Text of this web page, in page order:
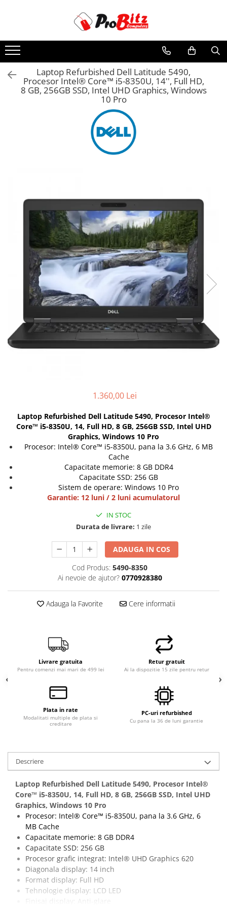
Laptopuri si accesorii
Laptopuri
Laptopuri Noi
Laptopuri Renew
Componente NOI Laptop
Hard Disk-uri Refurbished
Accesorii Laptop
Docking stations
Genti Laptop
Incarcatoare laptop
Incarcatoare laptop refurbished
Standuri și Coolere Laptop
Alte accesorii
Card reader
PC, Componente & Software
Calculatoare
Calculatoare RENEW
Calculatoare WORKSTATION
Componente PC NOI
Hard Disk-uri Desktop
Memorii PC
Procesoare
PC All-in-One
Calculatoare All-in-One NOI
Calculatoare All-in-One RENEW
Componente All-in-One
Monitoare
Monitoare Refurbished
Monitoare Renew
Monitoare Second-Hand
Servere
Hard Disk-uri SERVER
Accesorii server
Cabinete metalice
Carcase server
Memorii RAM Server
Procesoare server
Laptop Refurbished Dell Latitude 5490,
Procesor Intel® Core™ i5-8350U, 14'', Full HD,
8 GB, 256GB SSD, Intel UHD Graphics, Windows
10 Pro
1.360,00 Lei
Laptop Refurbished Dell Latitude 5490, Procesor Intel®
Core™ i5-8350U, 14, Full HD, 8 GB, 256GB SSD, Intel UHD
Graphics, Windows 10 Pro
Procesor: Intel® Core™ i5-8350U, pana la 3.6 GHz, 6 MB
Cache
Capacitate memorie: 8 GB DDR4
Capacitate SSD: 256 GB
Sistem de operare: Windows 10 Pro
Garantie: 12 luni / 2 luni acumulatorul
IN STOC
Durata de livrare: 1 zile
ADAUGA IN COS
Cod Produs: 5490-8350
Ai nevoie de ajutor? 0770928380
Adauga la Favorite Cere informatii
Livrare gratuita
Pentru comenzi mai mari de 499 lei
Retur gratuit
Ai la dispozitie 15 zile pentru retur
Plata in rate
Modalitati multiple de plata si
creditare
PC-uri refurbished
Cu pana la 36 de luni garantie
Descriere
Laptop Refurbished Dell Latitude 5490, Procesor Intel®
Core™ i5-8350U, 14, Full HD, 8 GB, 256GB SSD, Intel UHD
Graphics, Windows 10 Pro
Procesor: Intel® Core™ i5-8350U, pana la 3.6 GHz, 6
MB Cache
Capacitate memorie: 8 GB DDR4
Capacitate SSD: 256 GB
Procesor grafic integrat: Intel® UHD Graphics 620
Diagonala display: 14 inch
Format display: Full HD
Tehnologie display: LCD LED